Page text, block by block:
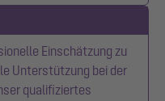
Einschätzung zu
Unterstützung bei der
qualifiziertes